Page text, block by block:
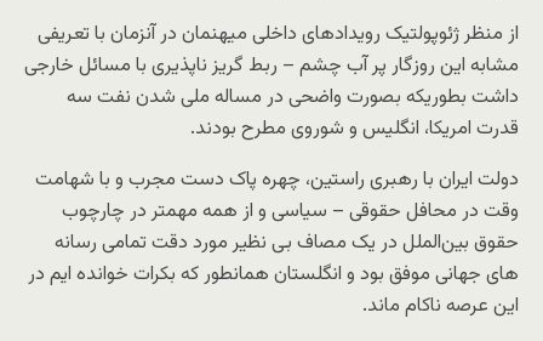
از منظر ژئوپولتیک رویدادهای داخلی میهنمان در آنزمان با تعریفی
مشابه این روزگار پر آب چشم – ربط گریز ناپذیری با مسائل خارجی
داشت بطوریکه بصورت واضحی در مساله ملی شدن نفت سه
قدرت امریکا، انگلیس و شوروی مطرح بودند.
دولت ایران با رهبری راستین، چهره پاک دست مجرب و با شهامت
وقت در محافل حقوقی – سیاسی و از همه مهمتر در چارچوب
حقوق بین‌الملل در یک مصاف بی نظیر مورد دقت تمامی رسانه
های جهانی موفق بود و انگلستان همانطور که بکرات خوانده ایم در
این عرصه ناکام ماند.